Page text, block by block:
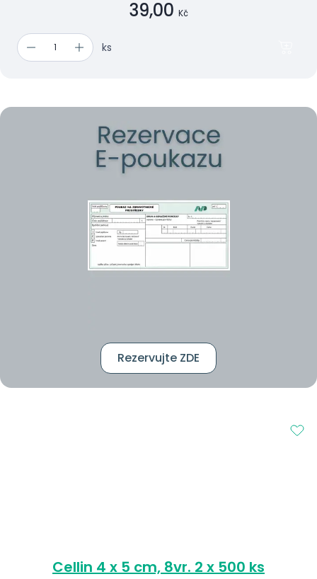
39,00 Kč
ks
Rezervujte ZDE
Cellin 4 x 5 cm, 8vr. 2 x 500 ks